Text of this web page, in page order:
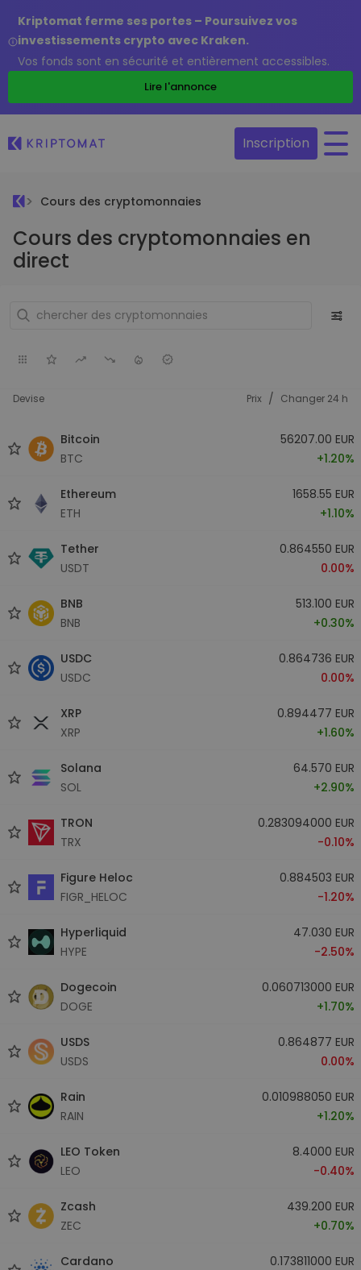
Kriptomat ferme ses portes – Poursuivez vos
investissements crypto avec Kraken.
Vos fonds sont en sécurité et entièrement accessibles.
Lire l'annonce
Inscription
Cours des cryptomonnaies
Cours des cryptomonnaies en
direct
Devise Prix / Changer 24 h
Bitcoin
BTC
56207.00 EUR
+1.20%
Ethereum
ETH
1658.55 EUR
+1.10%
Tether
USDT
0.864550 EUR
0.00%
BNB
BNB
513.100 EUR
+0.30%
USDC
USDC
0.864736 EUR
0.00%
XRP
XRP
0.894477 EUR
+1.60%
Solana
SOL
64.570 EUR
+2.90%
TRON
TRX
0.283094000 EUR
-0.10%
Figure Heloc
FIGR_HELOC
0.884503 EUR
-1.20%
Hyperliquid
HYPE
47.030 EUR
-2.50%
Dogecoin
DOGE
0.060713000 EUR
+1.70%
USDS
USDS
0.864877 EUR
0.00%
Rain
RAIN
0.010988050 EUR
+1.20%
LEO Token
LEO
8.4000 EUR
-0.40%
Zcash
ZEC
439.200 EUR
+0.70%
Cardano
0.173811000 EUR